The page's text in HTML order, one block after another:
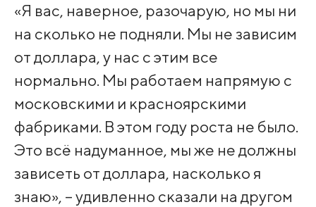
«Я вас, наверное, разочарую, но мы ни
на сколько не подняли. Мы не зависим
от доллара, у нас с этим все
нормально. Мы работаем напрямую с
московскими и красноярскими
фабриками. В этом году роста не было.
Это всё надуманное, мы же не должны
зависеть от доллара, насколько я
знаю», – удивленно сказали на другом